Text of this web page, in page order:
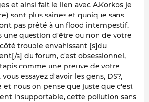
et ainsi fait le lien avec A.Korkos je
sont plus saines et quoique sans
pas prêté à un flood intempestif.
une question d'être ou non de votre
trouble envahissant [s]du
s] du forum, c'est obsessionnel,
comme une preuve de votre
essayez d'avoir les gens, DS?,
et nous on pense que juste que c'est
insupportable, cette pollution sans